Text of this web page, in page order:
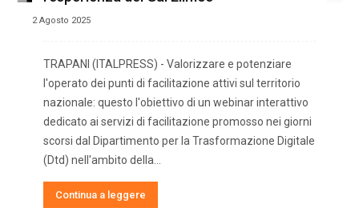
2 Agosto 2025
TRAPANI (ITALPRESS) - Valorizzare e potenziare
l'operato dei punti di facilitazione attivi sul territorio
nazionale: questo l'obiettivo di un webinar interattivo
dedicato ai servizi di facilitazione promosso nei giorni
scorsi dal Dipartimento per la Trasformazione Digitale
(Dtd) nell'ambito della...
Continua a leggere